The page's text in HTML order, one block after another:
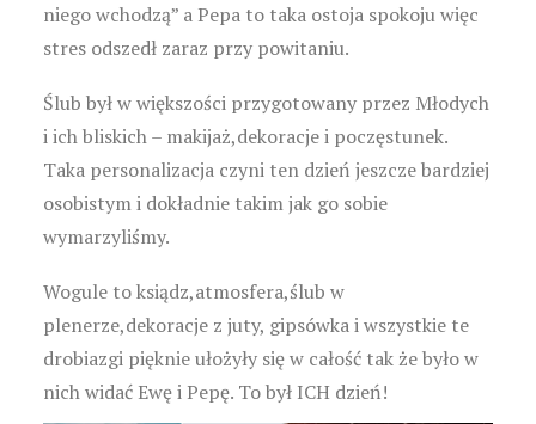
niego wchodzą” a Pepa to taka ostoja spokoju więc
stres odszedł zaraz przy powitaniu.
Ślub był w większości przygotowany przez Młodych
i ich bliskich – makijaż,dekoracje i poczęstunek.
Taka personalizacja czyni ten dzień jeszcze bardziej
osobistym i dokładnie takim jak go sobie
wymarzyliśmy.
Wogule to ksiądz,atmosfera,ślub w
plenerze,dekoracje z juty, gipsówka i wszystkie te
drobiazgi pięknie ułożyły się w całość tak że było w
nich widać Ewę i Pepę. To był ICH dzień!